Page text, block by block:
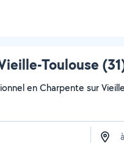
Toulouse
en Charpente sur
à